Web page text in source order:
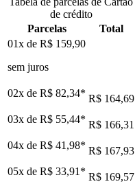
de crédito
Parcelas
Total
01x de R$ 159,90
sem juros
02x de R$ 82,34* R$ 164,69
03x de R$ 55,44* R$ 166,31
04x de R$ 41,98* R$ 167,93
05x de R$ 33,91* R$ 169,57